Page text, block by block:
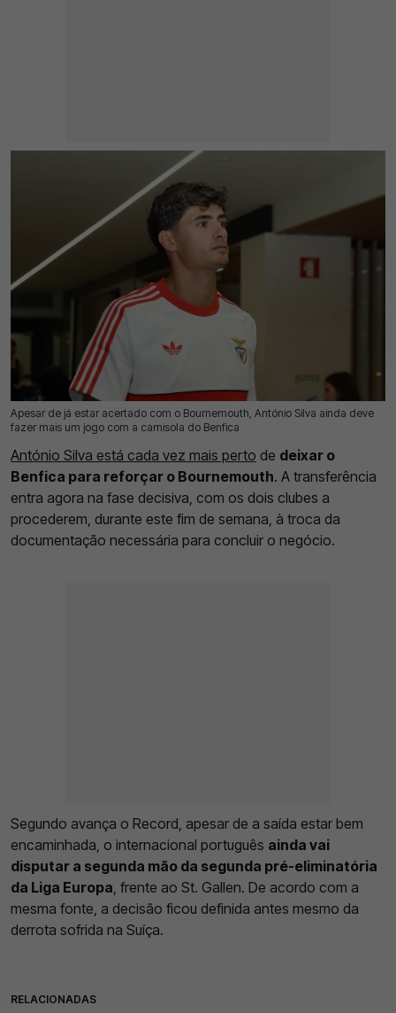
Apesar de já estar acertado com o Bournemouth, António Silva ainda deve
fazer mais um jogo com a camisola do Benfica
25 Jul 2026 | 13:38 | 0
António Silva está cada vez mais perto de deixar o
Benfica para reforçar o Bournemouth. A transferência
entra agora na fase decisiva, com os dois clubes a
procederem, durante este fim de semana, à troca da
documentação necessária para concluir o negócio.
Segundo avança o Record, apesar de a saída estar bem
encaminhada, o internacional português ainda vai
disputar a segunda mão da segunda pré-eliminatória
da Liga Europa , frente ao St. Gallen. De acordo com a
mesma fonte, a decisão ficou definida antes mesmo da
derrota sofrida na Suíça.
RELACIONADAS